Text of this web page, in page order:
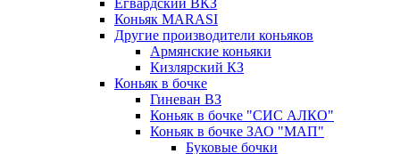
Егвардский ВКЗ
Коньяк MARASI
Другие производители коньяков
Армянские коньяки
Кизлярский КЗ
Коньяк в бочке
Гиневан ВЗ
Коньяк в бочке "СИС АЛКО"
Коньяк в бочке ЗАО "МАП"
Буковые бочки